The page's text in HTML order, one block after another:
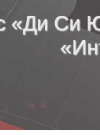
«Ди Си